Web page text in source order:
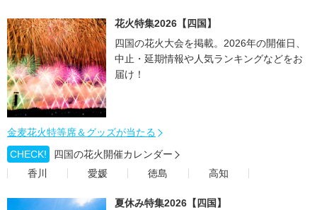
花火特集2026【四国】
四国の花火大会を掲載。2026年の開催日、
中止・延期情報や人気ランキングなどをお
届け！
金麦花火特等席＆グッズが当たる
CHECK!
四国の花火開催カレンダー
香川
愛媛 徳島 高知
夏休み特集2026【四国】